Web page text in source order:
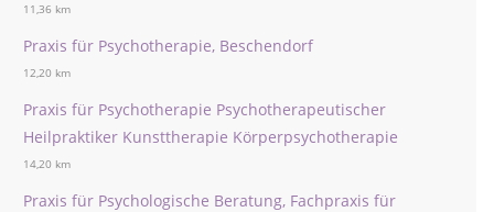
11,36 km
Praxis für Psychotherapie, Beschendorf
12,20 km
Praxis für Psychotherapie Psychotherapeutischer
Heilpraktiker Kunsttherapie Körperpsychotherapie
14,20 km
Praxis für Psychologische Beratung, Fachpraxis für